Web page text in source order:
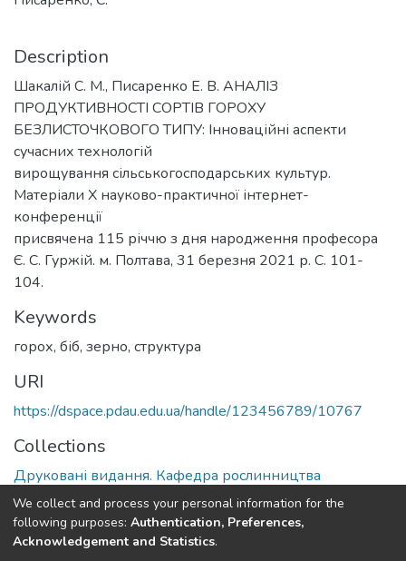
Description
Шакалій С. М., Писаренко Е. В. АНАЛІЗ
ПРОДУКТИВНОСТІ СОРТІВ ГОРОХУ
БЕЗЛИСТОЧКОВОГО ТИПУ: Інноваційні аспекти
сучасних технологій
вирощування сільськогосподарських культур.
Матеріали Х науково-практичної інтернет-
конференції
присвячена 115 річчю з дня народження професора
Є. С. Гуржій. м. Полтава, 31 березня 2021 р. С. 101-
104.
Keywords
горох, біб, зерно, структура
URI
https://dspace.pdau.edu.ua/handle/123456789/10767
Collections
Друковані видання. Кафедра рослинництва
Full item page
We collect and process your personal information for the
following purposes: Authentication, Preferences,
Acknowledgement and Statistics.